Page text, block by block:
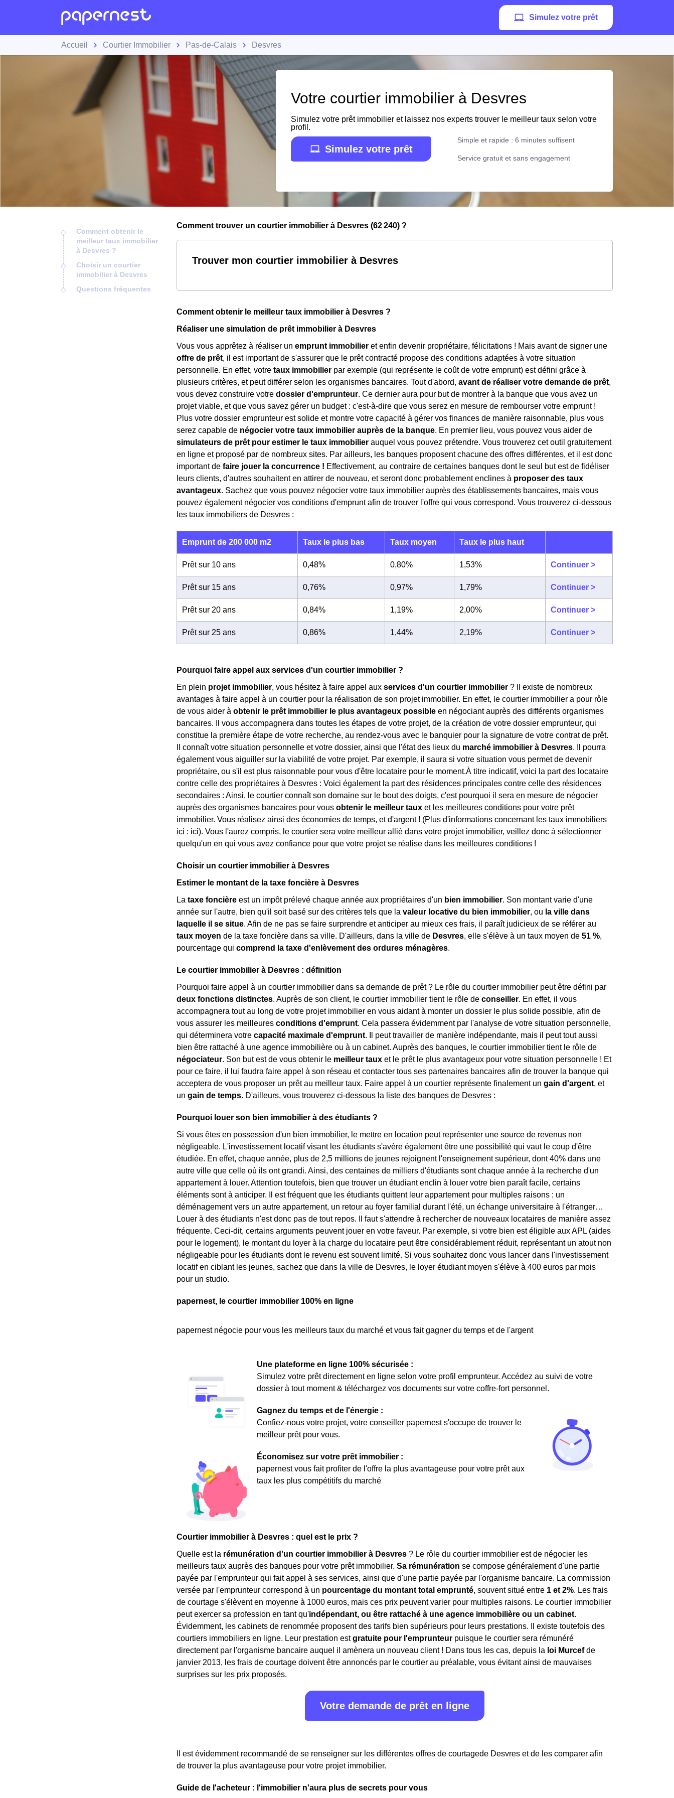
Simulez votre prêt
Accueil Courtier Immobilier Pas-de-Calais Desvres
Votre courtier immobilier à Desvres
Simulez votre prêt immobilier et laissez nos experts trouver le meilleur taux selon votre
profil.
Simulez votre prêt
Simple et rapide : 6 minutes suffisent
Service gratuit et sans engagement
Comment obtenir le
meilleur taux immobilier
à Desvres ?
Choisir un courtier
immobilier à Desvres
Questions fréquentes
Comment trouver un courtier immobilier à Desvres (62 240) ?
Trouver mon courtier immobilier à Desvres
Comment obtenir le meilleur taux immobilier à Desvres ?
Réaliser une simulation de prêt immobilier à Desvres
Vous vous apprêtez à réaliser un emprunt immobilier et enfin devenir propriétaire, félicitations ! Mais avant de signer une
offre de prêt, il est important de s'assurer que le prêt contracté propose des conditions adaptées à votre situation
personnelle. En effet, votre taux immobilier par exemple (qui représente le coût de votre emprunt) est défini grâce à
plusieurs critères, et peut différer selon les organismes bancaires. Tout d'abord, avant de réaliser votre demande de prêt,
vous devez construire votre dossier d'emprunteur. Ce dernier aura pour but de montrer à la banque que vous avez un
projet viable, et que vous savez gérer un budget : c'est-à-dire que vous serez en mesure de rembourser votre emprunt !
Plus votre dossier emprunteur est solide et montre votre capacité à gérer vos finances de manière raisonnable, plus vous
serez capable de négocier votre taux immobilier auprès de la banque. En premier lieu, vous pouvez vous aider de
simulateurs de prêt pour estimer le taux immobilier auquel vous pouvez prétendre. Vous trouverez cet outil gratuitement
en ligne et proposé par de nombreux sites. Par ailleurs, les banques proposent chacune des offres différentes, et il est donc
important de faire jouer la concurrence ! Effectivement, au contraire de certaines banques dont le seul but est de fidéliser
leurs clients, d'autres souhaitent en attirer de nouveau, et seront donc probablement enclines à proposer des taux
avantageux. Sachez que vous pouvez négocier votre taux immobilier auprès des établissements bancaires, mais vous
pouvez également négocier vos conditions d'emprunt afin de trouver l'offre qui vous correspond. Vous trouverez ci-dessous
les taux immobiliers de Desvres :
Emprunt de 200 000 m2 Taux le plus bas Taux moyen Taux le plus haut
Prêt sur 10 ans 0,48% 0,80% 1,53% Continuer >
Prêt sur 15 ans 0,76% 0,97% 1,79% Continuer >
Prêt sur 20 ans 0,84% 1,19% 2,00% Continuer >
Prêt sur 25 ans 0,86% 1,44% 2,19% Continuer >
Pourquoi faire appel aux services d'un courtier immobilier ?
En plein projet immobilier, vous hésitez à faire appel aux services d'un courtier immobilier ? Il existe de nombreux
avantages à faire appel à un courtier pour la réalisation de son projet immobilier. En effet, le courtier immobilier a pour rôle
de vous aider à obtenir le prêt immobilier le plus avantageux possible en négociant auprès des différents organismes
bancaires. Il vous accompagnera dans toutes les étapes de votre projet, de la création de votre dossier emprunteur, qui
constitue la première étape de votre recherche, au rendez-vous avec le banquier pour la signature de votre contrat de prêt.
Il connaît votre situation personnelle et votre dossier, ainsi que l'état des lieux du marché immobilier à Desvres. Il pourra
également vous aiguiller sur la viabilité de votre projet. Par exemple, il saura si votre situation vous permet de devenir
propriétaire, ou s'il est plus raisonnable pour vous d'être locataire pour le moment.À titre indicatif, voici la part des locataire
contre celle des propriétaires à Desvres : Voici également la part des résidences principales contre celle des résidences
secondaires : Ainsi, le courtier connaît son domaine sur le bout des doigts, c'est pourquoi il sera en mesure de négocier
auprès des organismes bancaires pour vous obtenir le meilleur taux et les meilleures conditions pour votre prêt
immobilier. Vous réalisez ainsi des économies de temps, et d'argent ! (Plus d'informations concernant les taux immobiliers
ici : ici). Vous l'aurez compris, le courtier sera votre meilleur allié dans votre projet immobilier, veillez donc à sélectionner
quelqu'un en qui vous avez confiance pour que votre projet se réalise dans les meilleures conditions !
Choisir un courtier immobilier à Desvres
Estimer le montant de la taxe foncière à Desvres
La taxe foncière est un impôt prélevé chaque année aux propriétaires d'un bien immobilier. Son montant varie d'une
année sur l'autre, bien qu'il soit basé sur des critères tels que la valeur locative du bien immobilier, ou la ville dans
laquelle il se situe. Afin de ne pas se faire surprendre et anticiper au mieux ces frais, il paraît judicieux de se référer au
taux moyen de la taxe foncière dans sa ville. D'ailleurs, dans la ville de Desvres, elle s'élève à un taux moyen de 51 %,
pourcentage qui comprend la taxe d'enlèvement des ordures ménagères.
Le courtier immobilier à Desvres : définition
Pourquoi faire appel à un courtier immobilier dans sa demande de prêt ? Le rôle du courtier immobilier peut être défini par
deux fonctions distinctes. Auprès de son client, le courtier immobilier tient le rôle de conseiller. En effet, il vous
accompagnera tout au long de votre projet immobilier en vous aidant à monter un dossier le plus solide possible, afin de
vous assurer les meilleures conditions d'emprunt. Cela passera évidemment par l'analyse de votre situation personnelle,
qui déterminera votre capacité maximale d'emprunt. Il peut travailler de manière indépendante, mais il peut tout aussi
bien être rattaché à une agence immobilière ou à un cabinet. Auprès des banques, le courtier immobilier tient le rôle de
négociateur. Son but est de vous obtenir le meilleur taux et le prêt le plus avantageux pour votre situation personnelle ! Et
pour ce faire, il lui faudra faire appel à son réseau et contacter tous ses partenaires bancaires afin de trouver la banque qui
acceptera de vous proposer un prêt au meilleur taux. Faire appel à un courtier représente finalement un gain d'argent, et
un gain de temps. D'ailleurs, vous trouverez ci-dessous la liste des banques de Desvres :
Pourquoi louer son bien immobilier à des étudiants ?
Si vous êtes en possession d'un bien immobilier, le mettre en location peut représenter une source de revenus non
négligeable. L'investissement locatif visant les étudiants s'avère également être une possibilité qui vaut le coup d'être
étudiée. En effet, chaque année, plus de 2,5 millions de jeunes rejoignent l'enseignement supérieur, dont 40% dans une
autre ville que celle où ils ont grandi. Ainsi, des centaines de milliers d'étudiants sont chaque année à la recherche d'un
appartement à louer. Attention toutefois, bien que trouver un étudiant enclin à louer votre bien paraît facile, certains
éléments sont à anticiper. Il est fréquent que les étudiants quittent leur appartement pour multiples raisons : un
déménagement vers un autre appartement, un retour au foyer familial durant l'été, un échange universitaire à l'étranger…
Louer à des étudiants n'est donc pas de tout repos. Il faut s'attendre à rechercher de nouveaux locataires de manière assez
fréquente. Ceci-dit, certains arguments peuvent jouer en votre faveur. Par exemple, si votre bien est éligible aux APL (aides
pour le logement), le montant du loyer à la charge du locataire peut être considérablement réduit, représentant un atout non
négligeable pour les étudiants dont le revenu est souvent limité. Si vous souhaitez donc vous lancer dans l'investissement
locatif en ciblant les jeunes, sachez que dans la ville de Desvres, le loyer étudiant moyen s'élève à 400 euros par mois
pour un studio.
papernest, le courtier immobilier 100% en ligne
papernest négocie pour vous les meilleurs taux du marché et vous fait gagner du temps et de l'argent
Une plateforme en ligne 100% sécurisée :
Simulez votre prêt directement en ligne selon votre profil emprunteur. Accédez au suivi de votre
dossier à tout moment & téléchargez vos documents sur votre coffre-fort personnel.
Gagnez du temps et de l'énergie :
Confiez-nous votre projet, votre conseiller papernest s'occupe de trouver le
meilleur prêt pour vous.
Économisez sur votre prêt immobilier :
papernest vous fait profiter de l'offre la plus avantageuse pour votre prêt aux
taux les plus compétitifs du marché
Courtier immobilier à Desvres : quel est le prix ?
Quelle est la rémunération d'un courtier immobilier à Desvres ? Le rôle du courtier immobilier est de négocier les
meilleurs taux auprès des banques pour votre prêt immobilier. Sa rémunération se compose généralement d'une partie
payée par l'emprunteur qui fait appel à ses services, ainsi que d'une partie payée par l'organisme bancaire. La commission
versée par l'emprunteur correspond à un pourcentage du montant total emprunté, souvent situé entre 1 et 2%. Les frais
de courtage s'élèvent en moyenne à 1000 euros, mais ces prix peuvent varier pour multiples raisons. Le courtier immobilier
peut exercer sa profession en tant qu'indépendant, ou être rattaché à une agence immobilière ou un cabinet.
Évidemment, les cabinets de renommée proposent des tarifs bien supérieurs pour leurs prestations. Il existe toutefois des
courtiers immobiliers en ligne. Leur prestation estgratuite pour l'emprunteur puisque le courtier sera rémunéré
directement par l'organisme bancaire auquel il amènera un nouveau client ! Dans tous les cas, depuis la loi Murcefde
janvier 2013, les frais de courtage doivent être annoncés par le courtier au préalable, vous évitant ainsi de mauvaises
surprises sur les prix proposés.
Votre demande de prêt en ligne
Il est évidemment recommandé de se renseigner sur les différentes offres de courtagede Desvres et de les comparer afin
de trouver la plus avantageuse pour votre projet immobilier.
Guide de l'acheteur : l'immobilier n'aura plus de secrets pour vous